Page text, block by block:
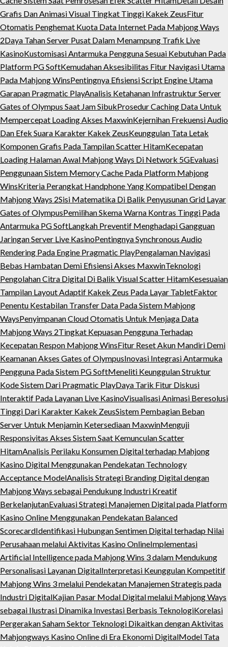
Grafis Dan Animasi Visual Tingkat Tinggi Kakek ZeusFitur
Otomatis Penghemat Kuota Data Internet Pada Mahjong Ways
2Daya Tahan Server Pusat Dalam Menampung Trafik Live
KasinoKustomisasi Antarmuka Pengguna Sesuai Kebutuhan Pada
Platform PG SoftKemudahan Aksesibilitas Fitur Navigasi Utama
Pada Mahjong WinsPentingnya Efisiensi Script Engine Utama
Garapan Pragmatic PlayAnalisis Ketahanan Infrastruktur Server
Gates of Olympus Saat Jam SibukProsedur Caching Data Untuk
Mempercepat Loading Akses MaxwinKejernihan Frekuensi Audio
Dan Efek Suara Karakter Kakek ZeusKeunggulan Tata Letak
Komponen Grafis Pada Tampilan Scatter HitamKecepatan
Loading Halaman Awal Mahjong Ways Di Network 5GEvaluasi
Penggunaan Sistem Memory Cache Pada Platform Mahjong
WinsKriteria Perangkat Handphone Yang Kompatibel Dengan
Mahjong Ways 2Sisi Matematika Di Balik Penyusunan Grid Layar
Gates of OlympusPemilihan Skema Warna Kontras Tinggi Pada
Antarmuka PG SoftLangkah Preventif Menghadapi Gangguan
Jaringan Server Live KasinoPentingnya Synchronous Audio
Rendering Pada Engine Pragmatic PlayPengalaman Navigasi
Bebas Hambatan Demi Efisiensi Akses MaxwinTeknologi
Pengolahan Citra Digital Di Balik Visual Scatter HitamKesesuaian
Tampilan Layout Adaptif Kakek Zeus Pada Layar TabletFaktor
Penentu Kestabilan Transfer Data Pada Sistem Mahjong
WaysPenyimpanan Cloud Otomatis Untuk Menjaga Data
Mahjong Ways 2Tingkat Kepuasan Pengguna Terhadap
Kecepatan Respon Mahjong WinsFitur Reset Akun Mandiri Demi
Keamanan Akses Gates of OlympusInovasi Integrasi Antarmuka
Pengguna Pada Sistem PG SoftMeneliti Keunggulan Struktur
Kode Sistem Dari Pragmatic PlayDaya Tarik Fitur Diskusi
Interaktif Pada Layanan Live KasinoVisualisasi Animasi Beresolusi
Tinggi Dari Karakter Kakek ZeusSistem Pembagian Beban
Server Untuk Menjamin Ketersediaan MaxwinMenguji
Responsivitas Akses Sistem Saat Kemunculan Scatter
HitamAnalisis Perilaku Konsumen Digital terhadap Mahjong
Kasino Digital Menggunakan Pendekatan Technology
Acceptance ModelAnalisis Strategi Branding Digital dengan
Mahjong Ways sebagai Pendukung Industri Kreatif
BerkelanjutanEvaluasi Strategi Manajemen Digital pada Platform
Kasino Online Menggunakan Pendekatan Balanced
ScorecardIdentifikasi Hubungan Sentimen Digital terhadap Nilai
Perusahaan melalui Aktivitas Kasino OnlineImplementasi
Artificial Intelligence pada Mahjong Wins 3 dalam Mendukung
Personalisasi Layanan DigitalInterpretasi Keunggulan Kompetitif
Mahjong Wins 3 melalui Pendekatan Manajemen Strategis pada
Industri DigitalKajian Pasar Modal Digital melalui Mahjong Ways
sebagai Ilustrasi Dinamika Investasi Berbasis TeknologiKorelasi
Pergerakan Saham Sektor Teknologi Dikaitkan dengan Aktivitas
Mahjongways Kasino Online di Era Ekonomi DigitalModel Tata